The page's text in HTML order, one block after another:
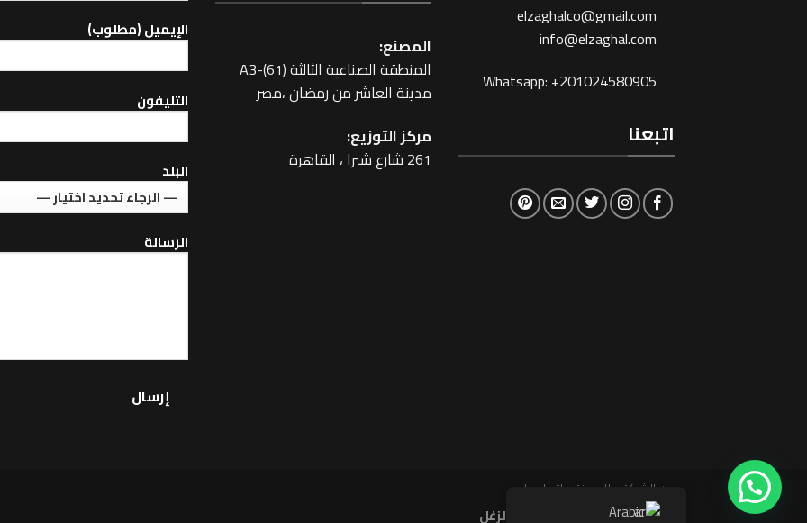
elzaghalco@gmail.com
info@elzaghal.com
Whatsapp: +201024580905
اتبعنا
المصنع:
المنطقة الصناعية الثالثة A3-(61)
مدينة العاشر من رمضان ،مصر
مركز التوزيع:
261 شارع شبرا ، القاهرة
اﻹيميل (مطلوب)
التليفون
البلد
الرسالة
عن الشركة المدونة اتصل بنا
حقوق النشر محفوظة 2026 © الزغل Arabic